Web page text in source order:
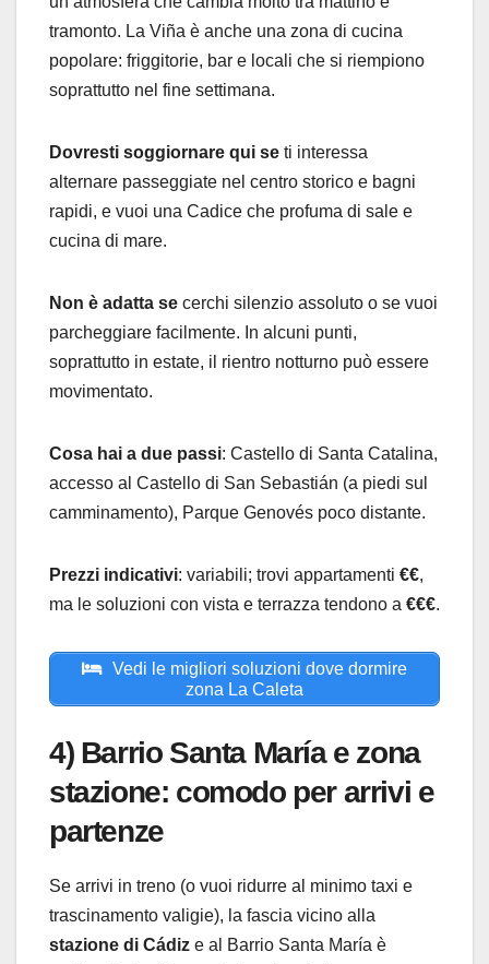
tramonto. La Viña è anche una zona di cucina
popolare: friggitorie, bar e locali che si riempiono
soprattutto nel fine settimana.
Dovresti soggiornare qui se ti interessa
alternare passeggiate nel centro storico e bagni
rapidi, e vuoi una Cadice che profuma di sale e
cucina di mare.
Non è adatta se cerchi silenzio assoluto o se vuoi
parcheggiare facilmente. In alcuni punti,
soprattutto in estate, il rientro notturno può essere
movimentato.
Cosa hai a due passi: Castello di Santa Catalina,
accesso al Castello di San Sebastián (a piedi sul
camminamento), Parque Genovés poco distante.
Prezzi indicativi: variabili; trovi appartamenti €€,
ma le soluzioni con vista e terrazza tendono a €€€.
Vedi le migliori soluzioni dove dormire
zona La Caleta
4) Barrio Santa María e zona
stazione: comodo per arrivi e
partenze
Se arrivi in treno (o vuoi ridurre al minimo taxi e
trascinamento valigie), la fascia vicino alla
stazione di Cádiz e al Barrio Santa María è